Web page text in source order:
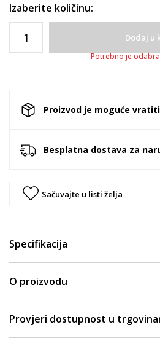
Izaberite količinu:
Dodaj u
Potrebno je
Proizvod je moguće
Besplatna dostava za
Sačuvajte u listi želja
Specifikacija
O proizvodu
Provjeri dostupnost u